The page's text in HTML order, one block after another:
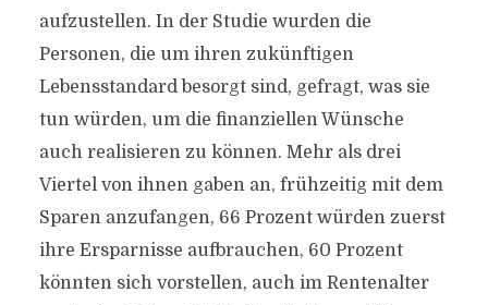
aufzustellen. In der Studie wurden die
Personen, die um ihren zukünftigen
Lebensstandard besorgt sind, gefragt, was sie
tun würden, um die finanziellen Wünsche
auch realisieren zu können. Mehr als drei
Viertel von ihnen gaben an, frühzeitig mit dem
Sparen anzufangen, 66 Prozent würden zuerst
ihre Ersparnisse aufbrauchen, 60 Prozent
könnten sich vorstellen, auch im Rentenalter